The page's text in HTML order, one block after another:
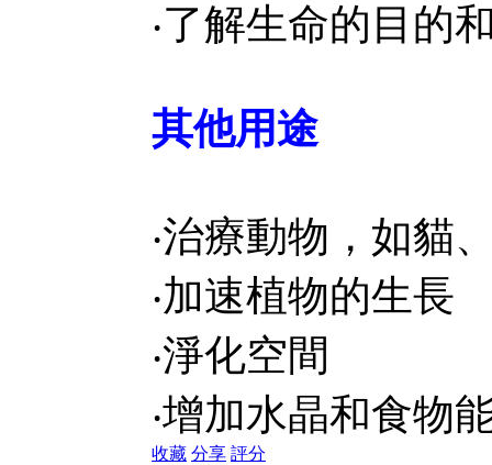
‧了解生命的目的
其他用途
‧治療動物，如貓
‧加速植物的生長
‧淨化空間
‧增加水晶和食物
收藏 分享 評分